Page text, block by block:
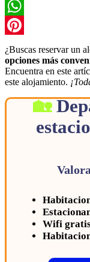
Twitter
WhatsApp
Pinterest
¿Buscas reservar un
opciones más
Encuentra en este
este alojamiento.
Wifi